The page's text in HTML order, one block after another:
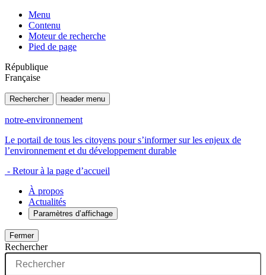
Menu
Contenu
Moteur de recherche
Pied de page
République
Française
Rechercher header menu
notre-environnement
Le portail de tous les citoyens pour s’informer sur les enjeux de
l’environnement et du développement durable
- Retour à la page d’accueil
À propos
Actualités
Paramètres d’affichage
Fermer
Rechercher